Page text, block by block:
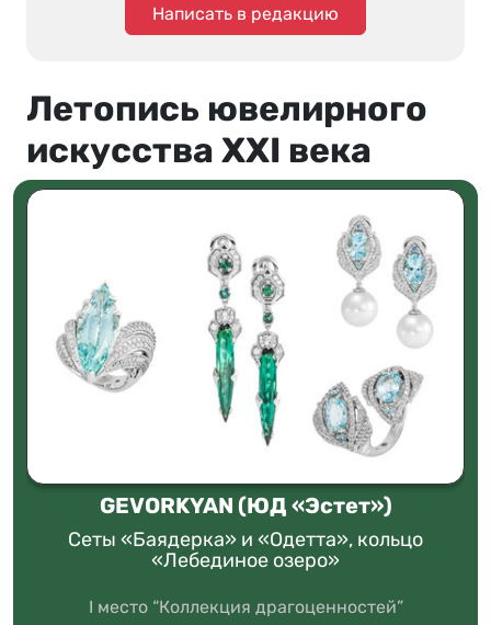
Написать в редакцию
Летопись ювелирного
искусства XXI века
GEVORKYAN (ЮД «Эстет»)
Сеты «Баядерка» и «Одетта», кольцо
«Лебединое озеро»
I место “Коллекция драгоценностей”